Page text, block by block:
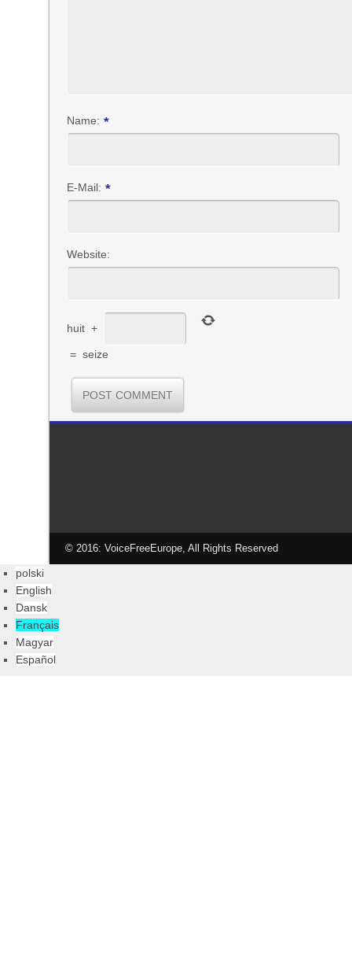
Name: *
E-Mail: *
Website:
huit +
= seize
© 2016: VoiceFreeEurope, All Rights Reserved
polski
English
Dansk
Français
Magyar
Español